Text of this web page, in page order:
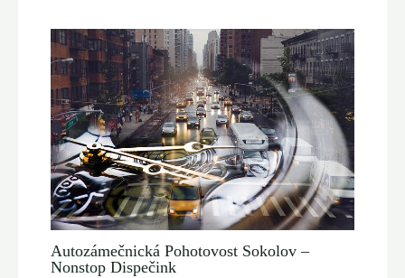
Autozámečnická Pohotovost Sokolov –
Nonstop Dispečink